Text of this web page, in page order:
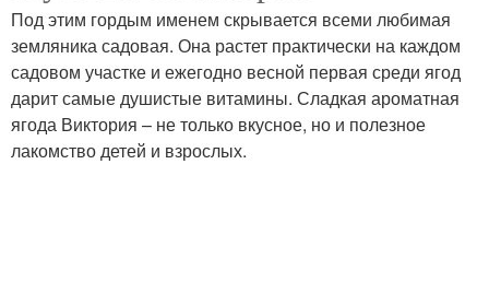
Под этим гордым именем скрывается всеми любимая
земляника садовая. Она растет практически на каждом
садовом участке и ежегодно весной первая среди ягод
дарит самые душистые витамины. Сладкая ароматная
ягода Виктория – не только вкусное, но и полезное
лакомство детей и взрослых.